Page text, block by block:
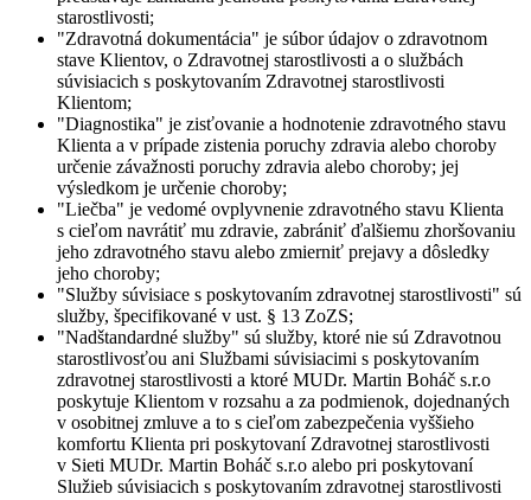
starostlivosti;
"Zdravotná dokumentácia" je súbor údajov o zdravotnom
stave Klientov, o Zdravotnej starostlivosti a o službách
súvisiacich s poskytovaním Zdravotnej starostlivosti
Klientom;
"Diagnostika" je zisťovanie a hodnotenie zdravotného stavu
Klienta a v prípade zistenia poruchy zdravia alebo choroby
určenie závažnosti poruchy zdravia alebo choroby; jej
výsledkom je určenie choroby;
"Liečba" je vedomé ovplyvnenie zdravotného stavu Klienta
s cieľom navrátiť mu zdravie, zabrániť ďalšiemu zhoršovaniu
jeho zdravotného stavu alebo zmierniť prejavy a dôsledky
jeho choroby;
"Služby súvisiace s poskytovaním zdravotnej starostlivosti" sú
služby, špecifikované v ust. § 13 ZoZS;
"Nadštandardné služby" sú služby, ktoré nie sú Zdravotnou
starostlivosťou ani Službami súvisiacimi s poskytovaním
zdravotnej starostlivosti a ktoré MUDr. Martin Boháč s.r.o
poskytuje Klientom v rozsahu a za podmienok, dojednaných
v osobitnej zmluve a to s cieľom zabezpečenia vyššieho
komfortu Klienta pri poskytovaní Zdravotnej starostlivosti
v Sieti MUDr. Martin Boháč s.r.o alebo pri poskytovaní
Služieb súvisiacich s poskytovaním zdravotnej starostlivosti